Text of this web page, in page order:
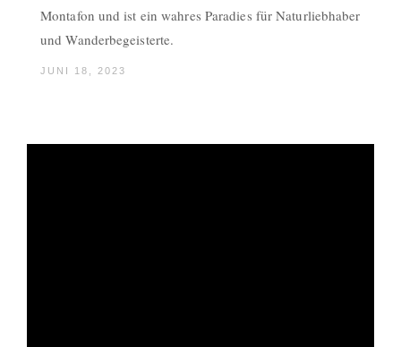
Montafon und ist ein wahres Paradies für Naturliebhaber
und Wanderbegeisterte.
JUNI 18, 2023